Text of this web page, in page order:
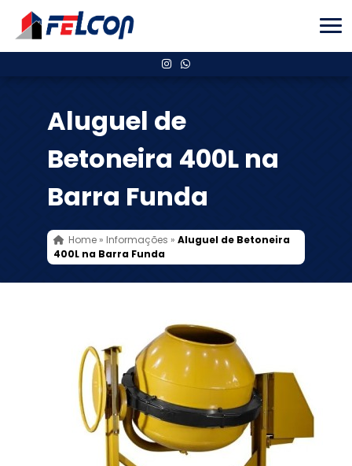
Aluguel de
Betoneira 400L na
Barra Funda
Home» Informações » Aluguel de Betoneira
400L na Barra Funda